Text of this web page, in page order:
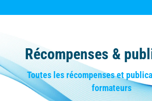
Récompenses &
Toutes les récompenses et
formateurs
Vous êtes ici :